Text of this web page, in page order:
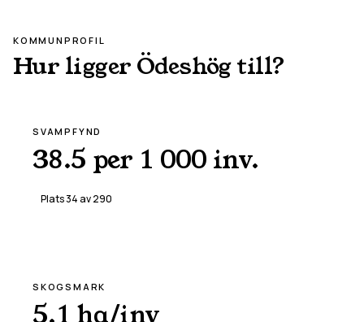
KOMMUNPROFIL
Hur ligger Ödeshögtill?
SVAMPFYND
38.5 per 1 000 inv.
Plats34 av290
SKOGSMARK